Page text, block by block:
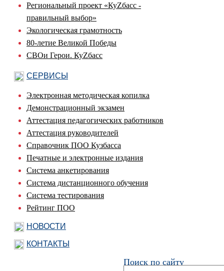
Поиск по сайту
Региональный проект «КуZбасс -
правильный выбор»
Экологическая грамотность
80-летие Великой Победы
СВОи Герои. КуZбасс
СЕРВИСЫ
Электронная методическая копилка
Демонстрационный экзамен
Аттестация педагогических работников
Аттестация руководителей
Справочник ПОО Кузбасса
Печатные и электронные издания
Система анкетирования
Система дистанционного обучения
Система тестирования
Рейтинг ПОО
НОВОСТИ
КОНТАКТЫ